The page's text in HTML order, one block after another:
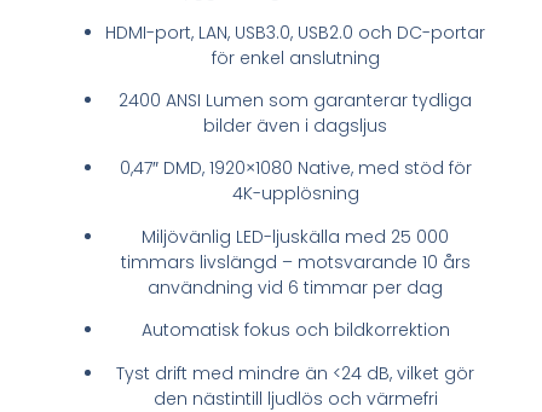
HDMI-port, LAN, USB3.0, USB2.0 och DC-portar
för enkel anslutning
2400 ANSI Lumen som garanterar tydliga
bilder även i dagsljus
0,47″ DMD, 1920×1080 Native, med stöd för
4K-upplösning
Miljövänlig LED-ljuskälla med 25 000
timmars livslängd – motsvarande 10 års
användning vid 6 timmar per dag
Automatisk fokus och bildkorrektion
Tyst drift med mindre än <24 dB, vilket gör
den nästintill ljudlös och värmefri